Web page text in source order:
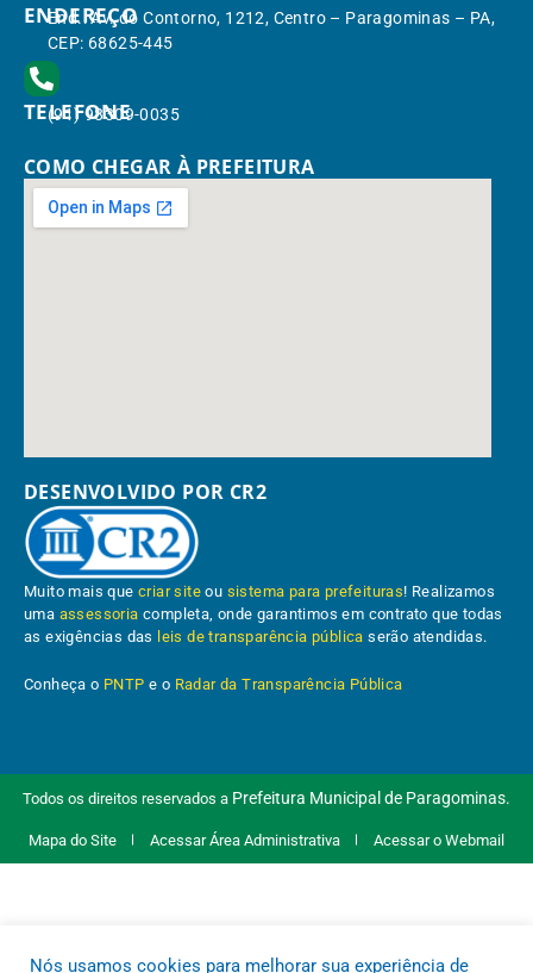
ENDEREÇO
End.: Av. do Contorno, 1212, Centro – Paragominas – PA,
CEP: 68625-445
TELEFONE
(91) 98309-0035
COMO CHEGAR À PREFEITURA
DESENVOLVIDO POR CR2
Muito mais quecriar site ou sistema para prefeituras! Realizamos
uma assessoria completa, onde garantimos em contrato que todas
as exigências das leis de transparência pública serão atendidas.
Conheça o PNTP e o Radar da Transparência Pública
Todos os direitos reservados a Prefeitura Municipal de Paragominas.
Mapa do Site Acessar Área Administrativa Acessar o Webmail
Nós usamos cookies para melhorar sua experiência de